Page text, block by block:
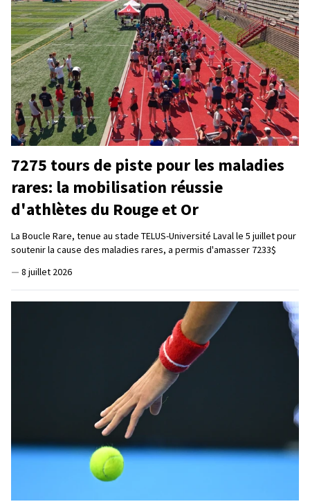
7275 tours de piste pour les maladies
rares: la mobilisation réussie
d'athlètes du Rouge et Or
La Boucle Rare, tenue au stade TELUS-Université Laval le 5 juillet pour
soutenir la cause des maladies rares, a permis d'amasser 7233$
— 8 juillet 2026